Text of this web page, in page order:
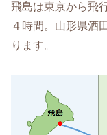
飛島は東京から飛
４時間。山形県酒
ります。